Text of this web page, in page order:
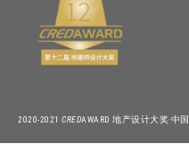
2020-2021 CREDAWARD 地产设计大奖·中